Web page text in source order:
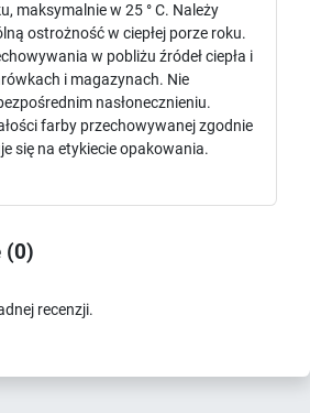
maksymalnie w 25 ° C. Należy
ostrożność w ciepłej porze roku.
w pobliżu źródeł ciepła i
i magazynach. Nie
nasłonecznieniu.
farby przechowywanej zgodnie
się na etykiecie opakowania.
(0)
recenzji.